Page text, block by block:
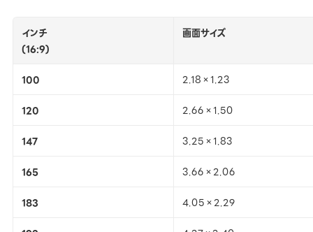
インチ
(16:9)
画面サイズ
100 2.18×1.23
120 2.66×1.50
147 3.25×1.83
165 3.66×2.06
183 4.05×2.29